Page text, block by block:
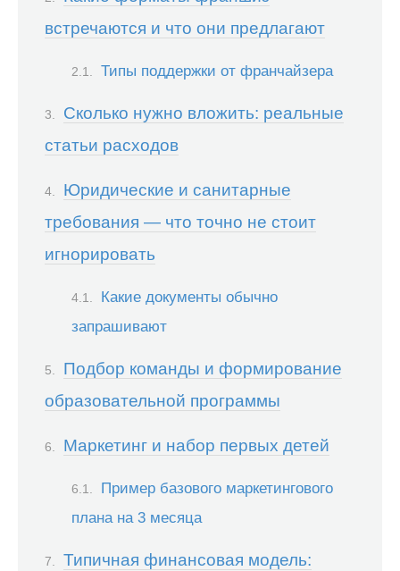
встречаются и что они предлагают
Типы поддержки от франчайзера
Сколько нужно вложить: реальные
статьи расходов
Юридические и санитарные
требования — что точно не стоит
игнорировать
Какие документы обычно
запрашивают
Подбор команды и формирование
образовательной программы
Маркетинг и набор первых детей
Пример базового маркетингового
плана на 3 месяца
Типичная финансовая модель: